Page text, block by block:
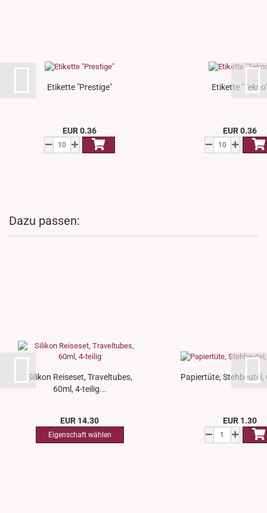
Etikette "Prestige"
EUR 0.36
Etikette
EUR 0.36
Dazu passen:
Silikon Reiseset, Traveltubes,
60ml, 4-teilig...
EUR 14.30
Papiertüte, Stehbeutel,
EUR 1.30